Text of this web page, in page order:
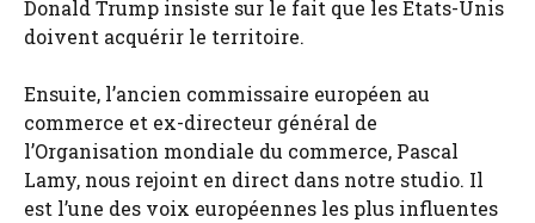
Donald Trump insiste sur le fait que les États-Unis
doivent acquérir le territoire.
Ensuite, l’ancien commissaire européen au
commerce et ex-directeur général de
l’Organisation mondiale du commerce, Pascal
Lamy, nous rejoint en direct dans notre studio. Il
est l’une des voix européennes les plus influentes